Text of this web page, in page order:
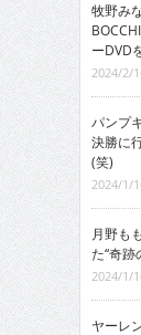
牧野み
ーDVD
2024/2/
パンプ
決勝に
(笑)
2024/1/
月野も
た“奇跡
2024/1/
ヤーレ